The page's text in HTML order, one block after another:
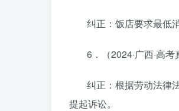
纠正：饭店要求最低
6．（2024·广西·高
纠正：根据劳动法律
提起诉讼。